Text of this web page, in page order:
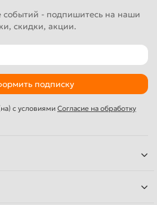
событий - подпишитесь на наши
скидки, акции.
подписку
с условиями Согласие на обработку